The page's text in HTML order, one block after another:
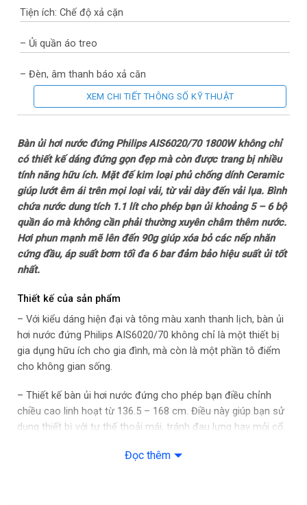
Tiện ích: Chế độ xả cặn
– Ủi quần áo treo
– Đèn, âm thanh báo xả cặn
– Móc treo gập được
– Tự điều chỉnh nhiệt độ từng loại vải (OptimalTEMP)
– Diệt khuẩn và loại bỏ mùi hôi
– Điều chỉnh được chiều cao
– Vừa ủi nằm vừa ủi đứng
– Không tạo vết cháy
Chế độ an toàn: Tự ngắt điện khi không sử dụng, chuyển sang
chế độ chờ khi nước cạn
Kích thước – Khối lượng: Ngang 28 cm – Cao 136.5 – 168 cm
Thương hiệu của: Hà Lan
XEM CHI TIẾT THÔNG SỐ KỸ THUẬT
Bàn ủi hơi nước đứng Philips AIS6020/70 1800W không chỉ
có thiết kế dáng đứng gọn đẹp mà còn được trang bị nhiều
tính năng hữu ích. Mặt đế kim loại phủ chống dính Ceramic
giúp lướt êm ái trên mọi loại vải, từ vải dày đến vải lụa. Bình
chứa nước dung tích 1.1 lít cho phép bạn ủi khoảng 5 – 6 bộ
quần áo mà không cần phải thường xuyên châm thêm nước.
Hơi phun mạnh mẽ lên đến 90g giúp xóa bỏ các nếp nhăn
cứng đầu, áp suất bơm tối đa 6 bar đảm bảo hiệu suất ủi tốt
nhất.
Thiết kế của sản phẩm
– Với kiểu dáng hiện đại và tông màu xanh thanh lịch, bàn ủi
hơi nước đứng Philips AIS6020/70 không chỉ là một thiết bị
gia dụng hữu ích cho gia đình, mà còn là một phần tô điểm
cho không gian sống.
– Thiết kế bàn ủi hơi nước đứng cho phép bạn điều chỉnh
chiều cao linh hoạt từ 136.5 – 168 cm. Điều này giúp bạn sử
dụng thiết bị với tư thế thoải mái, tránh đau lưng hay mỏi cổ.
– Philips AIS6020/70 được trang bị ván ủi xoay thông minh
Đọc thêm